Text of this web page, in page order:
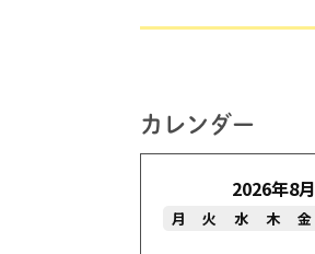
カレンダー
2026年8月
月 火 水 木 金